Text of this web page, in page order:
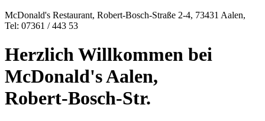
McDonald's Restaurant, Robert-Bosch-Straße 2-4, 73431 Aalen,
Tel: 07361 / 443 53
Herzlich Willkommen bei
McDonald's Aalen,
Robert-Bosch-Str.